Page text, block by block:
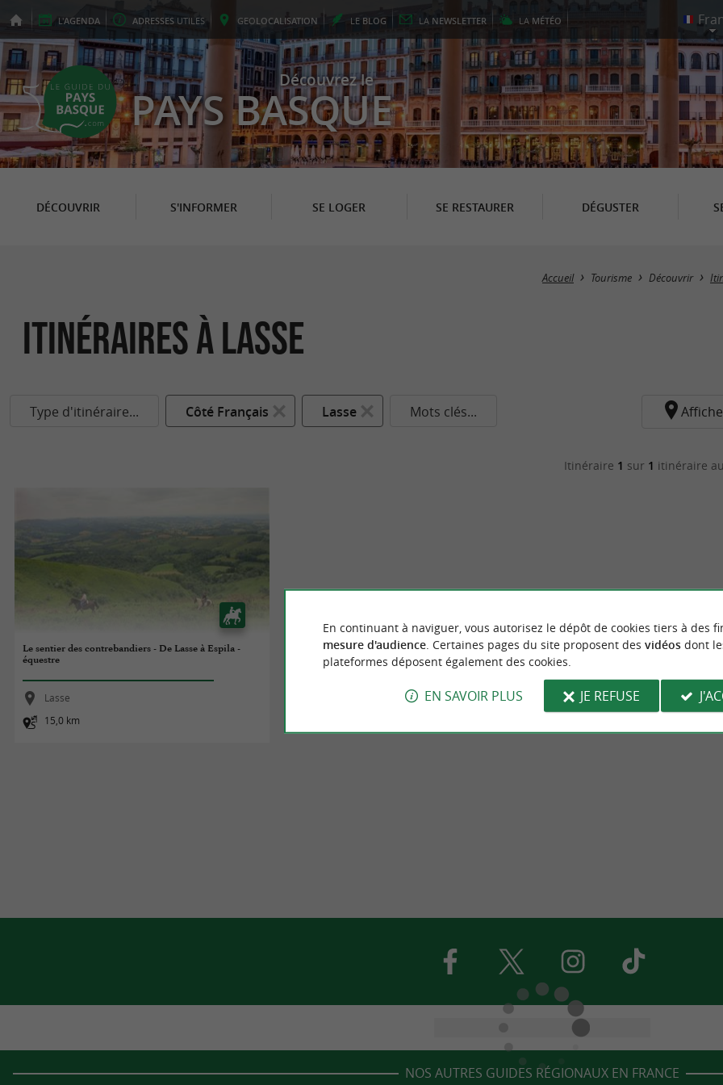
L'AGENDA ADRESSES UTILES GEOLOCALISATION LE BLOG LA NEWSLETTER LA MÉTÉO
Découvrez le
PAYS BASQUE
DÉCOUVRIR S'INFORMER SE LOGER SE RESTAURER DÉGUSTER
Accueil Tourisme Découvrir
itinéraires à Lasse
Type d'itinéraire... Côté Français Lasse Mots clés...
Itinéraire 1 sur 1 itinéraire
Le sentier des contrebandiers - De Lasse à Espila -
équestre
Lasse
15,0 km
NOS AUTRES GUIDES RÉGIONAUX EN FRANCE
En continuant à naviguer, vous autorisez le dépôt de cookies tiers à des
mesure d'audience. Certaines pages du site proposent des vidéosdont
plateformes déposent également des cookies.
EN SAVOIR PLUS JE REFUSE